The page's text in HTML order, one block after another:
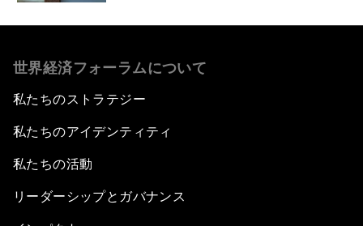
世界経済フォーラムについて
私たちのストラテジー
私たちのアイデンティティ
私たちの活動
リーダーシップとガバナンス